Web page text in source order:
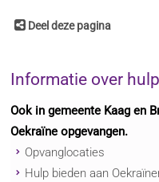
Deel deze pagina
Informatie over
Ook in gemeente Kaag en
Oekraïne opgevangen.
Opvanglocaties
Hulp bieden aan